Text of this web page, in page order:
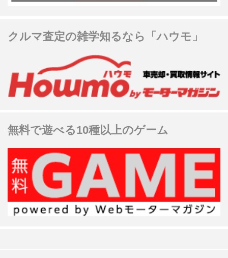
クルマ査定の雑学知るなら「ハウモ」
無料で遊べる10種以上のゲーム